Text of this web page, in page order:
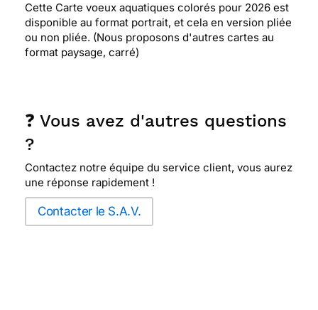
Cette Carte voeux aquatiques colorés pour 2026 est
disponible au format portrait, et cela en version pliée
ou non pliée. (Nous proposons d'autres cartes au
format paysage, carré)
❓ Vous avez d'autres questions
?
Contactez notre équipe du service client, vous aurez
une réponse rapidement !
Contacter le S.A.V.